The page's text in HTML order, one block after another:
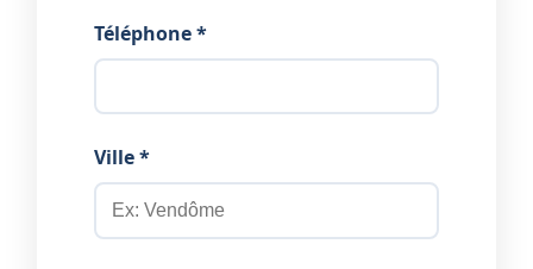
Téléphone *
Ville *